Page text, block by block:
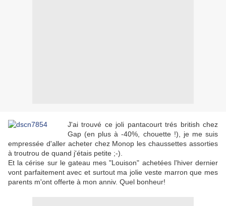
J'ai trouvé ce joli pantacourt trés british chez
Gap (en plus à -40%, chouette !), je me suis
empressée d'aller acheter chez Monop les chaussettes assorties
à troutrou de quand j'étais petite ;-).
Et la cérise sur le gateau mes "Louison" achetées l'hiver dernier
vont parfaitement avec et surtout ma jolie veste marron que mes
parents m'ont offerte à mon anniv. Quel bonheur!